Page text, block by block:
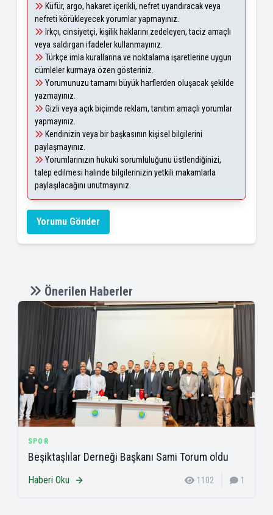
Küfür, argo, hakaret içerikli, nefret uyandıracak veya
nefreti körükleyecek yorumlar yapmayınız.
Irkçı, cinsiyetçi, kişilik haklarını zedeleyen, taciz amaçlı
veya saldırgan ifadeler kullanmayınız.
Türkçe imla kurallarına ve noktalama işaretlerine uygun
cümleler kurmaya özen gösteriniz.
Yorumunuzu tamamı büyük harflerden oluşacak şekilde
yazmayınız.
Gizli veya açık biçimde reklam, tanıtım amaçlı yorumlar
yapmayınız.
Kendinizin veya bir başkasının kişisel bilgilerini
paylaşmayınız.
Yorumlarınızın hukuki sorumluluğunu üstlendiğinizi,
talep edilmesi halinde bilgilerinizin yetkili makamlarla
paylaşılacağını unutmayınız.
Yorumu Gönder
Önerilen Haberler
SPOR
Beşiktaşlılar Derneği Başkanı Sami Torum oldu
Haberi Oku 1102 1